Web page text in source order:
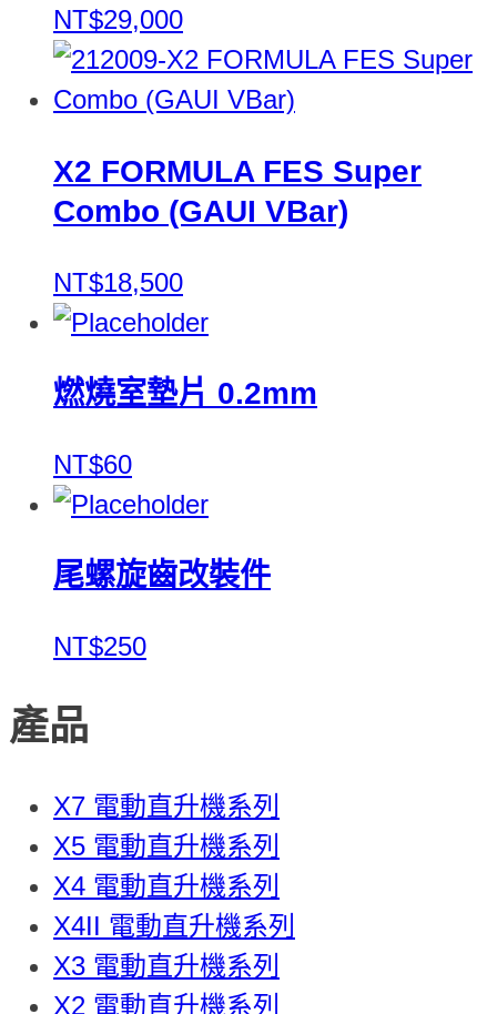
NT$29,000
X2 FORMULA FES Super
Combo (GAUI VBar)
NT$18,500
燃燒室墊片 0.2mm
NT$60
尾螺旋齒改裝件
NT$250
產品
X7 電動直升機系列
X5 電動直升機系列
X4 電動直升機系列
X4II 電動直升機系列
X3 電動直升機系列
X2 電動直升機系列